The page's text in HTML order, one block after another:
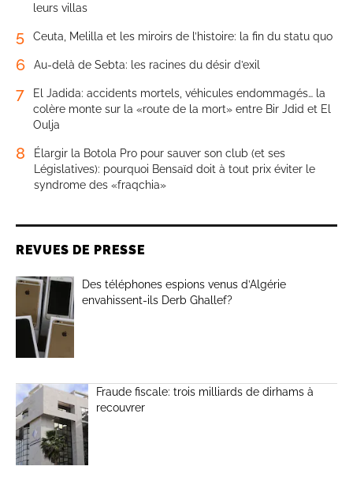
leurs villas
5 Ceuta, Melilla et les miroirs de l’histoire: la fin du statu quo
6 Au-delà de Sebta: les racines du désir d’exil
7
El Jadida: accidents mortels, véhicules endommagés… la
colère monte sur la «route de la mort» entre Bir Jdid et El
Oulja
8
Élargir la Botola Pro pour sauver son club (et ses
Législatives): pourquoi Bensaïd doit à tout prix éviter le
syndrome des «fraqchia»
REVUES DE PRESSE
Des téléphones espions venus d’Algérie
envahissent-ils Derb Ghallef?
Fraude fiscale: trois milliards de dirhams à
recouvrer